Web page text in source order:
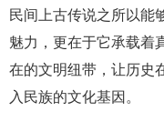
民间上古传说之所以能
魅力，更在于它承载着
在的文明纽带，让历史
入民族的文化基因。